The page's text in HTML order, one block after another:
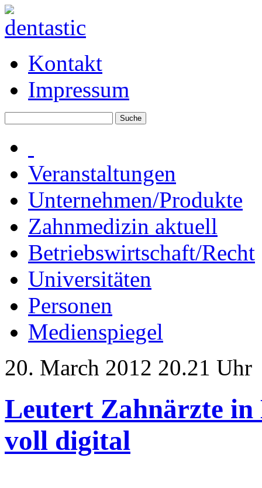
Kontakt
Impressum
Veranstaltungen
Unternehmen/Produkte
Zahnmedizin aktuell
Betriebswirtschaft/Recht
Universitäten
Personen
Medienspiegel
20. March 2012 20.21 Uhr
Leutert Zahnärzte in
voll digital